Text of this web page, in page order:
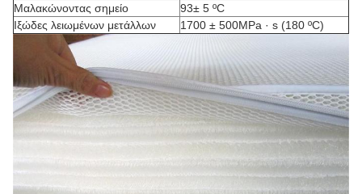
Μαλακώνοντας σημείο
93± 5 ºC
Ιξώδες λειωμένων μετάλλων
1700 ± 500MPa · s (180 ºC)